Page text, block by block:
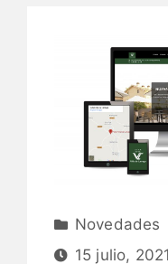
Novedades
15 julio, 2021